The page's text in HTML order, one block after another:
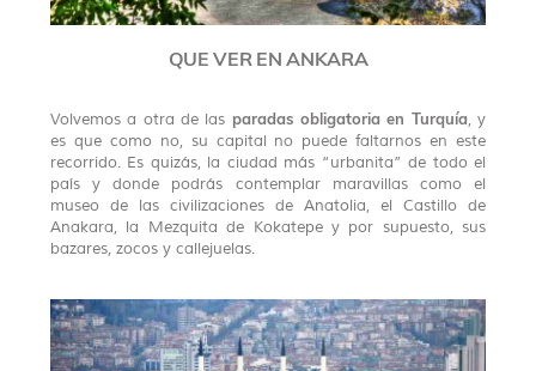
QUE VER EN ANKARA
Volvemos a otra de las paradas obligatoria en Turquía, y
es que como no, su capital no puede faltarnos en este
recorrido. Es quizás, la ciudad más “urbanita” de todo el
país y donde podrás contemplar maravillas como el
museo de las civilizaciones de Anatolia, el Castillo de
Anakara, la Mezquita de Kokatepe y por supuesto, sus
bazares, zocos y callejuelas.